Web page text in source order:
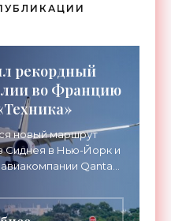
рекордный
во Францию
новый маршрут
Сиднея в Нью-Йорк и
Qantas
до 24